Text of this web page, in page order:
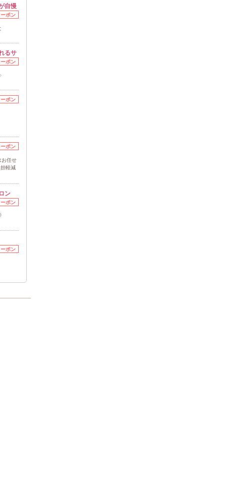
自慢
ポン
るサ
ポン
ポン
ポン
お任せ
軽減
ン
ポン
ポン